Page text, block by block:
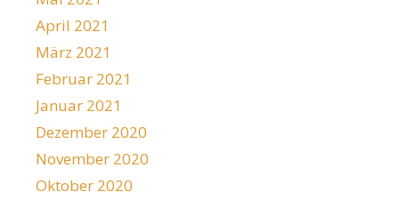
April 2021
März 2021
Februar 2021
Januar 2021
Dezember 2020
November 2020
Oktober 2020